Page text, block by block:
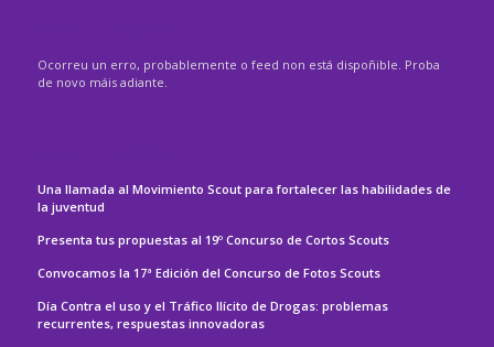
Ocorreu un erro, probablemente o feed non está dispoñible. Proba
de novo máis adiante.
Una llamada al Movimiento Scout para fortalecer las habilidades de
la juventud
Presenta tus propuestas al 19º Concurso de Cortos Scouts
Convocamos la 17ª Edición del Concurso de Fotos Scouts
Día Contra el uso y el Tráfico Ilícito de Drogas: problemas
recurrentes, respuestas innovadoras